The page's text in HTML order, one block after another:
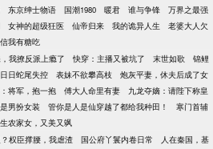
东京绅士物语 国潮1980 暖君 谁与争锋
万界之最强
女神的超级狂医 仙帝归来 我的诡异人生
老婆大人欠
我有糖吃
我撩反派上瘾了 快穿：主播又被坑了 末世如歌
锦鲤
日蛇尾失控 表妹不欲攀高枝
炮灰平妻，休夫后成了女
将军，抱一抱 傅大人命里有妻
九龙夺嫡：请陛下称皇
男扮女装 管你是人是仙穿越了都给我种田！
寒门首辅
农家女，又美又飒
权臣撑腰，我虐渣 国公府丫鬟内卷日常
人在秦国，基